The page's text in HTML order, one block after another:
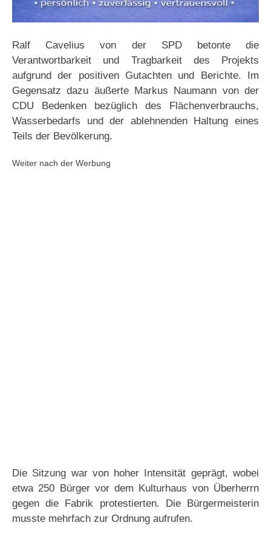
Ralf Cavelius von der SPD betonte die
Verantwortbarkeit und Tragbarkeit des Projekts
aufgrund der positiven Gutachten und Berichte. Im
Gegensatz dazu äußerte Markus Naumann von der
CDU Bedenken bezüglich des Flächenverbrauchs,
Wasserbedarfs und der ablehnenden Haltung eines
Teils der Bevölkerung.
Weiter nach der Werbung
Die Sitzung war von hoher Intensität geprägt, wobei
etwa 250 Bürger vor dem Kulturhaus von Überherrn
gegen die Fabrik protestierten. Die Bürgermeisterin
musste mehrfach zur Ordnung aufrufen.